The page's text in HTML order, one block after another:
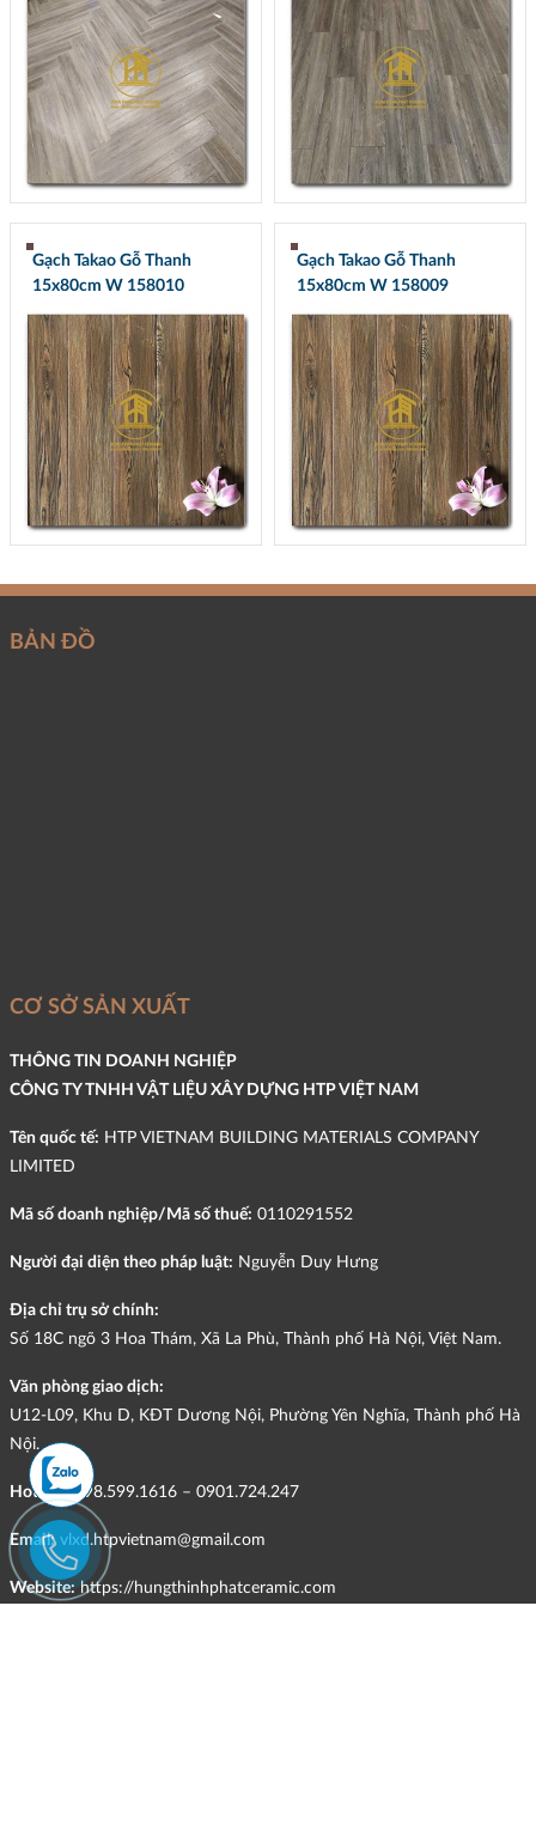
Gạch Takao Gỗ Thanh
15x80cm W 158010
Gạch Takao Gỗ Thanh
15x80cm W 158009
BẢN ĐỒ
CƠ SỞ SẢN XUẤT
THÔNG TIN DOANH NGHIỆP
CÔNG TY TNHH VẬT LIỆU XÂY DỰNG HTP VIỆT NAM
Tên quốc tế: HTP VIETNAM BUILDING MATERIALS COMPANY
LIMITED
Mã số doanh nghiệp/Mã số thuế: 0110291552
Người đại diện theo pháp luật: Nguyễn Duy Hưng
Địa chỉ trụ sở chính:
Số 18C ngõ 3 Hoa Thám, Xã La Phù, Thành phố Hà Nội, Việt Nam.
Văn phòng giao dịch:
U12-L09, Khu D, KĐT Dương Nội, Phường Yên Nghĩa, Thành phố Hà
Nội.
Hotline:098.599.1616 – 0901.724.247
Email: vlxd.htpvietnam@gmail.com
Website: https://hungthinhphatceramic.com